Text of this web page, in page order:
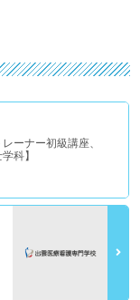
ーナー初級講座、
科】